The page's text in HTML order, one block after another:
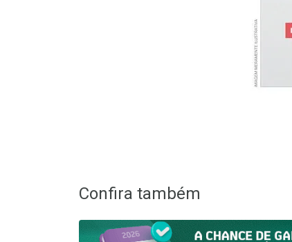
Confira também